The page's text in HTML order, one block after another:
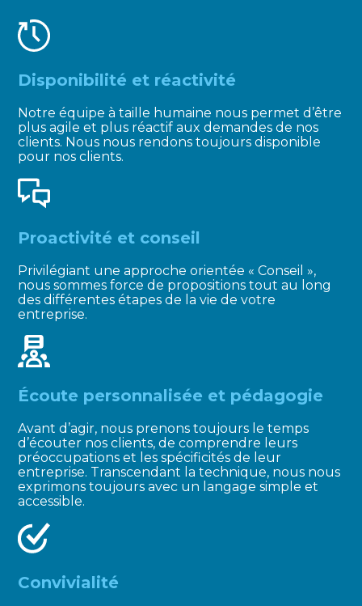
Disponibilité et réactivité
Notre équipe à taille humaine nous permet d’être
plus agile et plus réactif aux demandes de nos
clients. Nous nous rendons toujours disponible
pour nos clients.
Proactivité et conseil
Privilégiant une approche orientée « Conseil »,
nous sommes force de propositions tout au long
des différentes étapes de la vie de votre
entreprise.
Écoute personnalisée et pédagogie
Avant d’agir, nous prenons toujours le temps
d’écouter nos clients, de comprendre leurs
préoccupations et les spécificités de leur
entreprise. Transcendant la technique, nous nous
exprimons toujours avec un langage simple et
accessible.
Convivialité